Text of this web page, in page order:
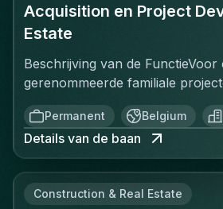
Acquisition en Project
Estate
Beschrijving van de FunctieVoor
gerenommeerde familiale
een sterke positie op de
zoekt een ervaren
onmiddellijk impact kan maken.
verantwoordelijk voor het
verschillende segmenten:
Permanent Belgium
Details van de baan
Construction & Real Estate